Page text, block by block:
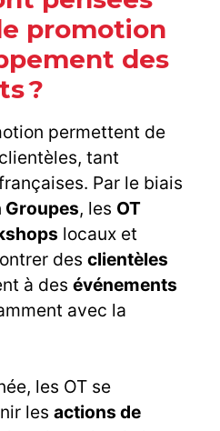
promotion
des
?
permettent de
tant
Par le biais
Groupes, les OT
locaux et
des clientèles
à des événements
avec la
les OT se
les actions de